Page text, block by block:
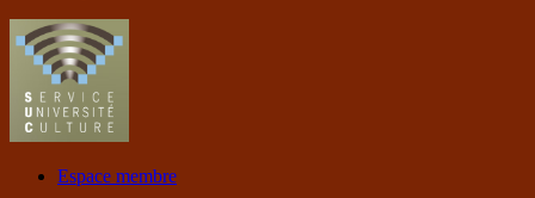
Espace membre